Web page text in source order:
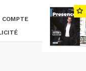
COMPTE